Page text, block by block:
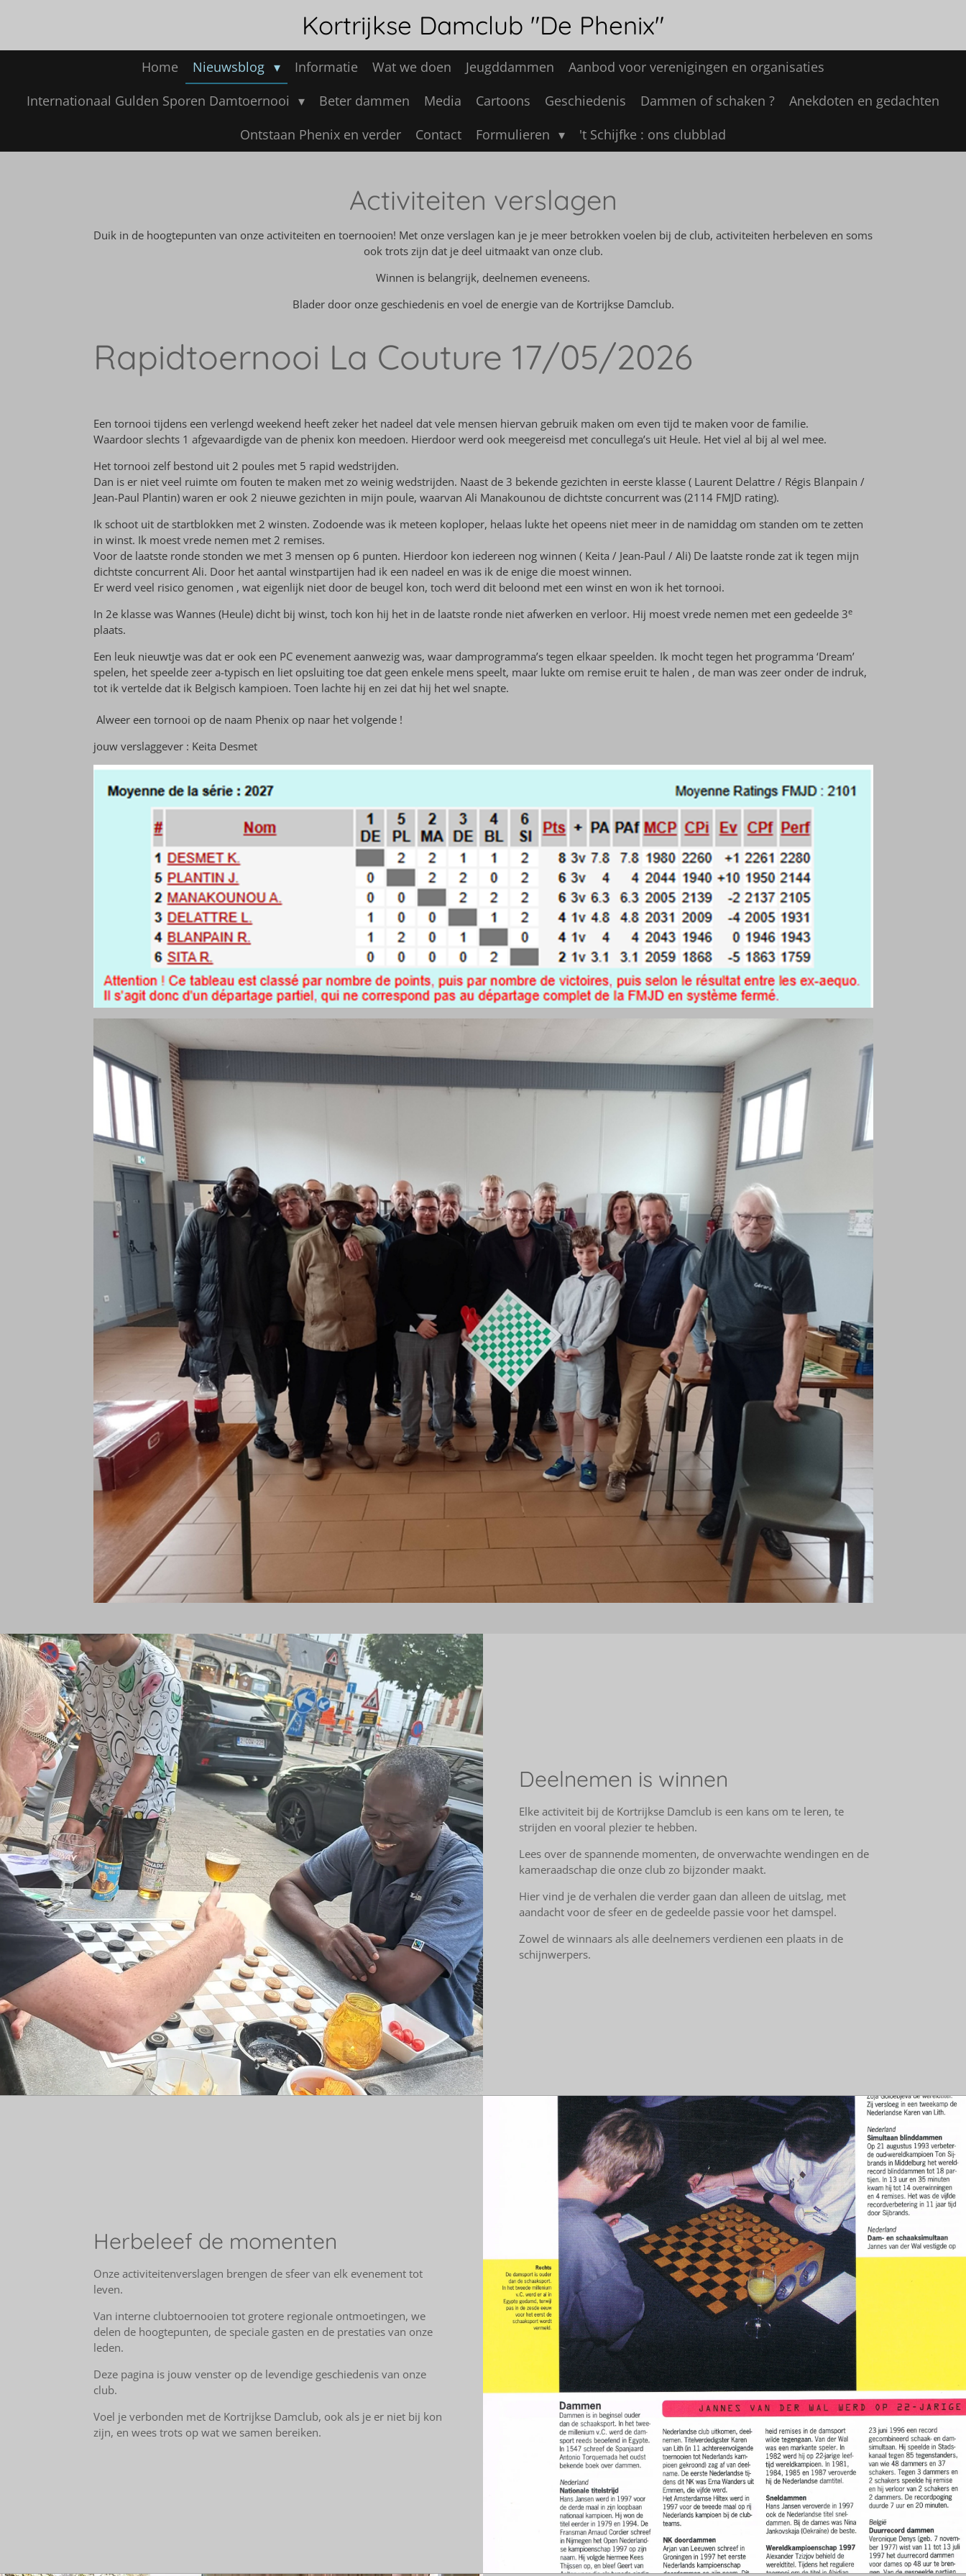
Kortrijkse Damclub "De Phenix"
Home Nieuwsblog Informatie Wat we doen Jeugddammen
Aanbod voor verenigingen en organisaties
Internationaal Gulden Sporen Damtoernooi
Beter dammen Media Cartoons Geschiedenis Dammen of schaken ?
Anekdoten en gedachten
Ontstaan Phenix en verder
Contact Formulieren 't Schijfke : ons clubblad
Activiteiten verslagen
Duik in de hoogtepunten van onze activiteiten en toernooien! Met onze verslagen kan je je meer betrokken voelen bij de club, activiteiten herbeleven en soms
ook trots zijn dat je deel uitmaakt van onze club.
Winnen is belangrijk, deelnemen eveneens.
Blader door onze geschiedenis en voel de energie van de Kortrijkse Damclub.
Rapidtoernooi La Couture 17/05/2026
Een tornooi tijdens een verlengd weekend heeft zeker het nadeel dat vele mensen hiervan gebruik maken om even tijd te maken voor de familie.
Waardoor slechts 1 afgevaardigde van de phenix kon meedoen. Hierdoor werd ook meegereisd met concullega’s uit Heule. Het viel al bij al wel mee.
Het tornooi zelf bestond uit 2 poules met 5 rapid wedstrijden.
Dan is er niet veel ruimte om fouten te maken met zo weinig wedstrijden. Naast de 3 bekende gezichten in eerste klasse ( Laurent Delattre / Régis Blanpain /
Jean-Paul Plantin) waren er ook 2 nieuwe gezichten in mijn poule, waarvan Ali Manakounou de dichtste concurrent was (2114 FMJD rating).
Ik schoot uit de startblokken met 2 winsten. Zodoende was ik meteen koploper, helaas lukte het opeens niet meer in de namiddag om standen om te zetten
in winst. Ik moest vrede nemen met 2 remises.
Voor de laatste ronde stonden we met 3 mensen op 6 punten. Hierdoor kon iedereen nog winnen ( Keita / Jean-Paul / Ali) De laatste ronde zat ik tegen mijn
dichtste concurrent Ali. Door het aantal winstpartijen had ik een nadeel en was ik de enige die moest winnen.
Er werd veel risico genomen , wat eigenlijk niet door de beugel kon, toch werd dit beloond met een winst en won ik het tornooi.
In 2e klasse was Wannes (Heule) dicht bij winst, toch kon hij het in de laatste ronde niet afwerken en verloor. Hij moest vrede nemen met een gedeelde 3e
plaats.
Een leuk nieuwtje was dat er ook een PC evenement aanwezig was, waar damprogramma’s tegen elkaar speelden. Ik mocht tegen het programma ‘Dream’
spelen, het speelde zeer a-typisch en liet opsluiting toe dat geen enkele mens speelt, maar lukte om remise eruit te halen , de man was zeer onder de indruk,
tot ik vertelde dat ik Belgisch kampioen. Toen lachte hij en zei dat hij het wel snapte.
Alweer een tornooi op de naam Phenix op naar het volgende !
jouw verslaggever : Keita Desmet
Deelnemen is winnen
Elke activiteit bij de Kortrijkse Damclub is een kans om te leren, te
strijden en vooral plezier te hebben.
Lees over de spannende momenten, de onverwachte wendingen en de
kameraadschap die onze club zo bijzonder maakt.
Hier vind je de verhalen die verder gaan dan alleen de uitslag, met
aandacht voor de sfeer en de gedeelde passie voor het damspel.
Zowel de winnaars als alle deelnemers verdienen een plaats in de
schijnwerpers.
Herbeleef de momenten
Onze activiteitenverslagen brengen de sfeer van elk evenement tot
leven.
Van interne clubtoernooien tot grotere regionale ontmoetingen, we
delen de hoogtepunten, de speciale gasten en de prestaties van onze
leden.
Deze pagina is jouw venster op de levendige geschiedenis van onze
club.
Voel je verbonden met de Kortrijkse Damclub, ook als je er niet bij kon
zijn, en wees trots op wat we samen bereiken.